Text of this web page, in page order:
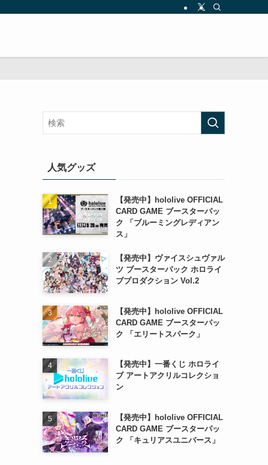
人気グッズ
【発売中】hololive OFFICIAL
CARD GAME ブースターパッ
ク 「ブルーミングレディアン
ス」
【発売中】ヴァイスシュヴァル
ツ ブースターパック ホロライ
ブプロダクション Vol.2
【発売中】hololive OFFICIAL
CARD GAME ブースターパッ
ク 「エリートスパーク」
【発売中】一番くじ ホロライ
ブ アートアクリルコレクショ
ン
【発売中】hololive OFFICIAL
CARD GAME ブースターパッ
ク 「キュリアスユニバース」